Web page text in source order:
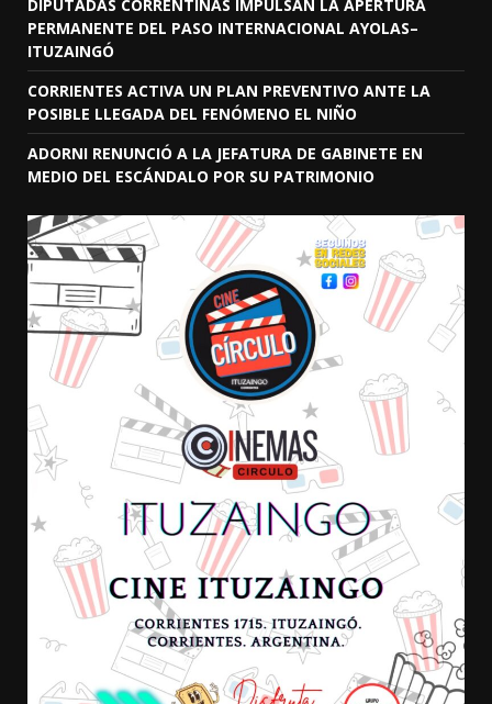
DIPUTADAS CORRENTINAS IMPULSAN LA APERTURA
PERMANENTE DEL PASO INTERNACIONAL AYOLAS–
ITUZAINGÓ
CORRIENTES ACTIVA UN PLAN PREVENTIVO ANTE LA
POSIBLE LLEGADA DEL FENÓMENO EL NIÑO
ADORNI RENUNCIÓ A LA JEFATURA DE GABINETE EN
MEDIO DEL ESCÁNDALO POR SU PATRIMONIO